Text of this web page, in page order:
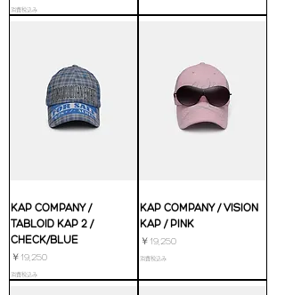
消費税込み
KAP COMPANY /
TABLOID KAP 2 /
CHECK/BLUE
価格
￥19,250
消費税込み
KAP COMPANY / VISION
KAP / PINK
価格
￥19,250
消費税込み